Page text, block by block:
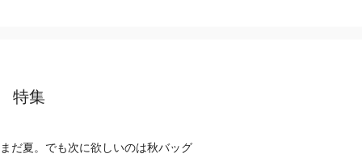
特集
まだ夏。でも次に欲しいのは秋バッグ